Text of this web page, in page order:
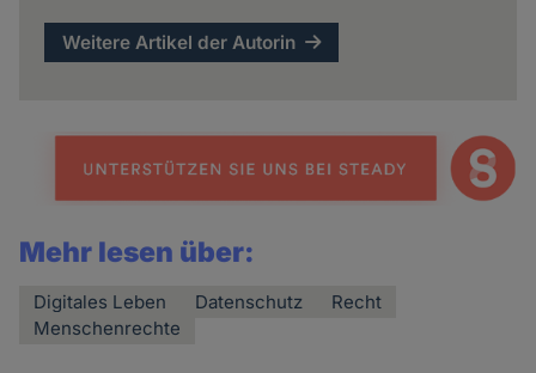
Weitere Artikel der Autorin
Mehr lesen über:
Digitales Leben Datenschutz
Recht
Menschenrechte